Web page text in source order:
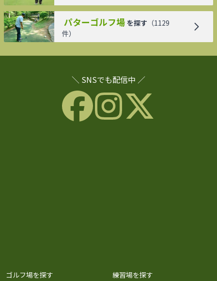
パターゴルフ場 を探す （1129
件）
＼ SNSでも配信中 ／
ゴルフ場を探す 練習場を探す